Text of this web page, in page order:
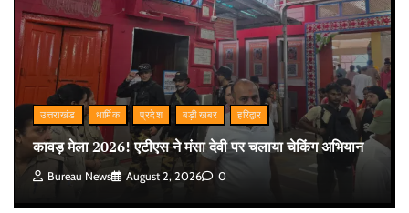
उत्तराखंड धार्मिक प्रदेश बड़ी खबर हरिद्वार
कावड़ मेला 2026! एटीएस ने मंसा देवी पर चलाया चेकिंग अभियान
Bureau News August 2, 2026 0